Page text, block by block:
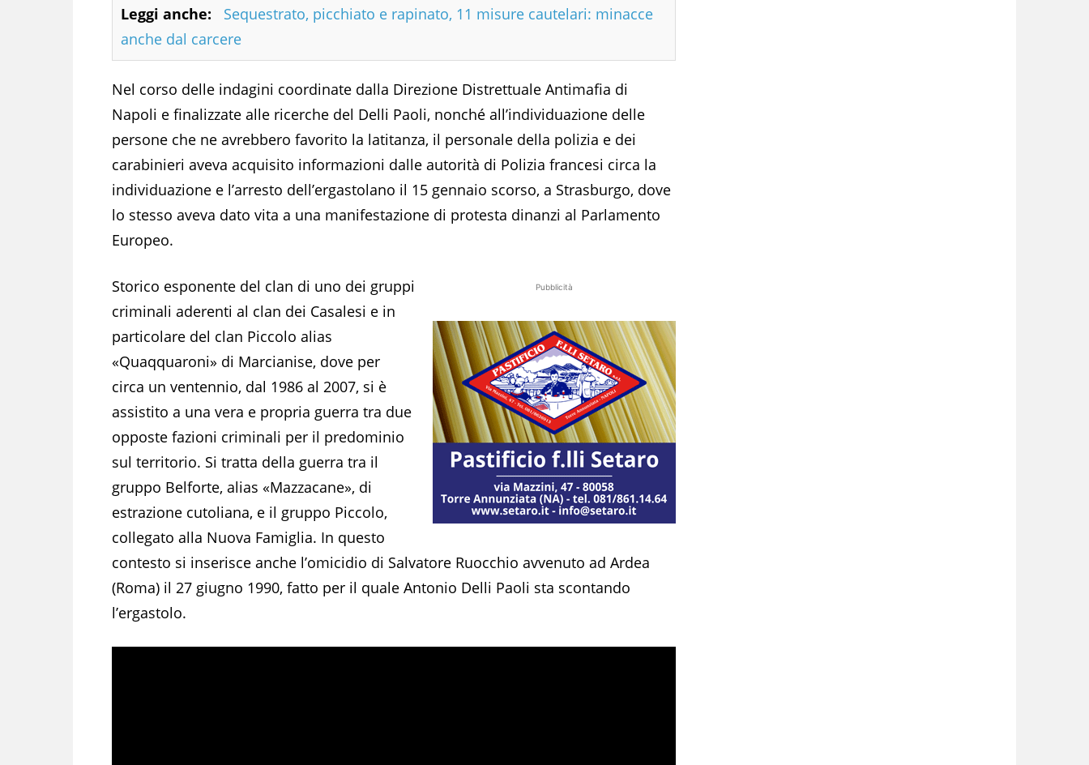
Leggi anche:
Sequestrato, picchiato e rapinato, 11 misure cautelari: minacce
anche dal carcere
Nel corso delle indagini coordinate dalla Direzione Distrettuale Antimafia di
Napoli e finalizzate alle ricerche del Delli Paoli, nonché all’individuazione delle
persone che ne avrebbero favorito la latitanza, il personale della polizia e dei
carabinieri aveva acquisito informazioni dalle autorità di Polizia francesi circa la
individuazione e l’arresto dell’ergastolano il 15 gennaio scorso, a Strasburgo, dove
lo stesso aveva dato vita a una manifestazione di protesta dinanzi al Parlamento
Europeo.
Pubblicità
Storico esponente del clan di uno dei gruppi
criminali aderenti al clan dei Casalesi e in
particolare del clan Piccolo alias
«Quaqquaroni» di Marcianise, dove per
circa un ventennio, dal 1986 al 2007, si è
assistito a una vera e propria guerra tra due
opposte fazioni criminali per il predominio
sul territorio. Si tratta della guerra tra il
gruppo Belforte, alias «Mazzacane», di
estrazione cutoliana, e il gruppo Piccolo,
collegato alla Nuova Famiglia. In questo
contesto si inserisce anche l’omicidio di Salvatore Ruocchio avvenuto ad Ardea
(Roma) il 27 giugno 1990, fatto per il quale Antonio Delli Paoli sta scontando
l’ergastolo.